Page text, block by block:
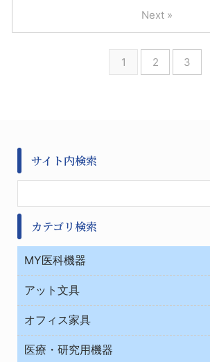
1 2 3
Next »
サイト内検索
カテゴリ検索
MY医科機器
診察・診断
与薬・調剤薬局
アット文具
ＯＡ・パソコン用品
オフィス家具
オフィス作業用品
医療・研究用機器